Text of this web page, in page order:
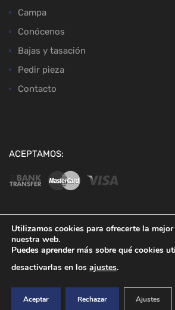
Campa
Conócenos
Bajas y tasación
Pedir pieza
Contacto
ACEPTAMOS:
Utilizamos cookies para ofrecerte la mejor
nuestra web.
Puedes aprender más sobre qué cookies
desactivarlas en los ajustes.
Aceptar Rechazar Ajustes